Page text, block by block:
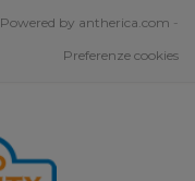
Powered by antherica.com -
Preferenze cookies